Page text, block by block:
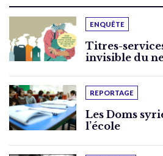
ENQUÊTE
Titres-
invisible du
REPORTAGE
Les Doms
l’école